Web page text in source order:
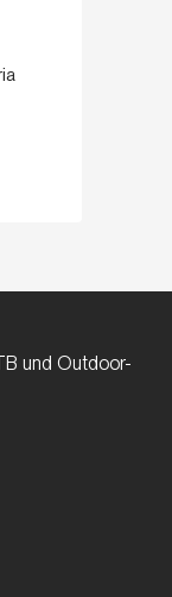
und Outdoor-